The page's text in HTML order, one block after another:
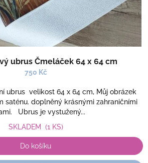
ubrus Čmeláček 64 x 64 cm
750 Kč
ubrus velikost 64 x 64 cm, Můj obrázek
saténu. doplněný krásnými zahraničními
Ubrus je vystužený...
SKLADEM (1 KS)
Do košíku